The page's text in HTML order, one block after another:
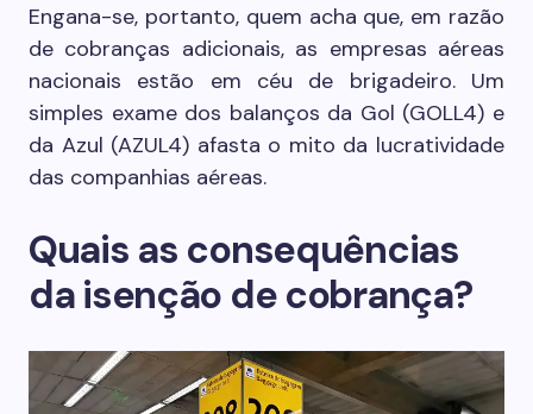
Engana-se, portanto, quem acha que, em razão
de cobranças adicionais, as empresas aéreas
nacionais estão em céu de brigadeiro. Um
simples exame dos balanços da Gol (GOLL4) e
da Azul (AZUL4) afasta o mito da lucratividade
das companhias aéreas.
Quais as consequências
da isenção de cobrança?